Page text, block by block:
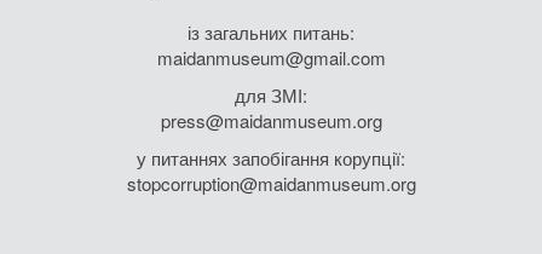
із загальних питань:
maidanmuseum@gmail.com
для ЗМІ:
press@maidanmuseum.org
у питаннях запобігання корупції:
stopcorruption@maidanmuseum.org